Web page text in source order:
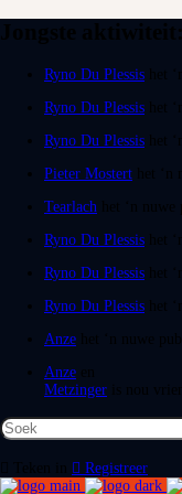
Ryno Du Plessis
Ryno Du Plessis
Ryno Du Plessis
Pieter Mostert
Tearlach
Ryno Du Plessis
Ryno Du Plessis
Ryno Du Plessis
Anze
Anze
Metzinger
Registreer